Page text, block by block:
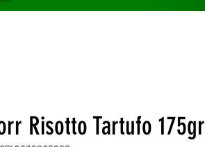
Risotto Tartufo 175gr